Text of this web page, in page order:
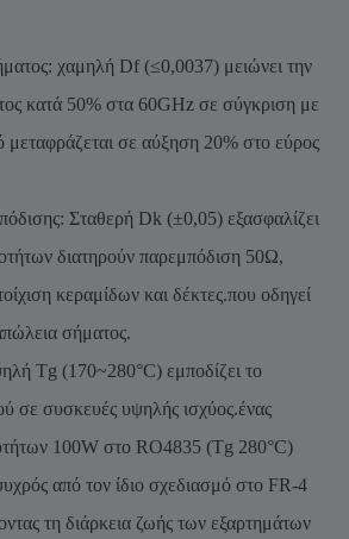
χαμηλή Df (≤0,0037) μειώνει την
κατά 50% στα 60GHz σε σύγκριση με
σε αύξηση 20% στο εύρος
Σταθερή Dk (±0,05) εξασφαλίζει
διατηρούν παρεμπόδιση 50Ω,
κεραμίδων και δέκτες.που οδηγεί
σήματος.
Tg (170~280°C) εμποδίζει το
σε συσκευές υψηλής ισχύος.ένας
100W στο RO4835 (Tg 280°C)
από τον ίδιο σχεδιασμό στο FR-4
τη διάρκεια ζωής των εξαρτημάτων